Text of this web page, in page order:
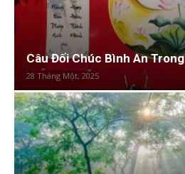
Câu Đối Chúc Bình An
28 Tháng Một, 2025